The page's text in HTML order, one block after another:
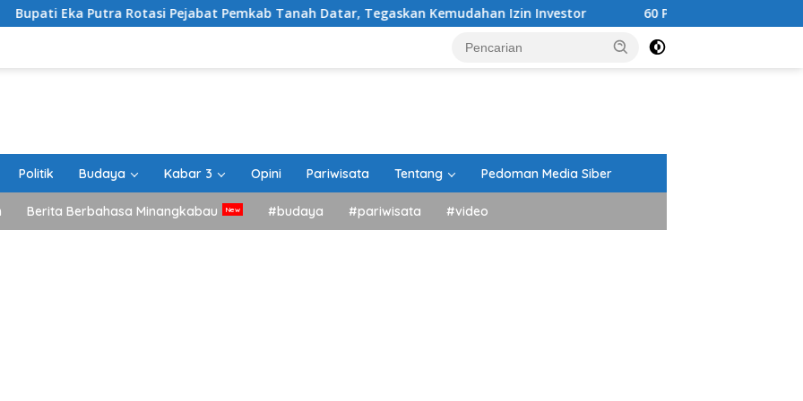
Putra Rotasi Pejabat Pemkab Tanah Datar, Tegaskan Kemudahan Izin Investor 60 Pramuka Tanah Datar Siap
Politik Budaya Kabar 3 Opini Pariwisata Tentang Pedoman Media Siber
Berita Berbahasa Minangkabau #budaya #pariwisata #video